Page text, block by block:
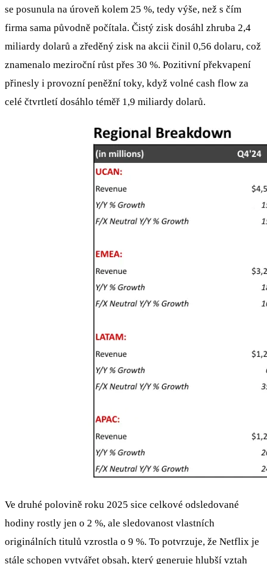
se posunula na úroveň kolem 25 %, tedy výše, než s čím
firma sama původně počítala. Čistý zisk dosáhl zhruba 2,4
miliardy dolarů a zředěný zisk na akcii činil 0,56 dolaru, což
znamenalo meziroční růst přes 30 %. Pozitivní překvapení
přinesly i provozní peněžní toky, když volné cash flow za
celé čtvrtletí dosáhlo téměř 1,9 miliardy dolarů.
Ve druhé polovině roku 2025 sice celkové odsledované
hodiny rostly jen o 2 %, ale sledovanost vlastních
originálních titulů vzrostla o 9 %. To potvrzuje, že Netflix je
stále schopen vytvářet obsah, který generuje hlubší vztah